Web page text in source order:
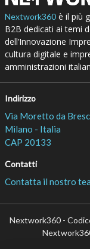
Nextwork360è il più
B2B dedicati ai temi
dell’Innovazione
cultura digitale e
amministrazioni
Indirizzo
Via Moretto da
Milano - Italia
CAP 20133
Contatti
Contatta il nostro
Nextwork360 -